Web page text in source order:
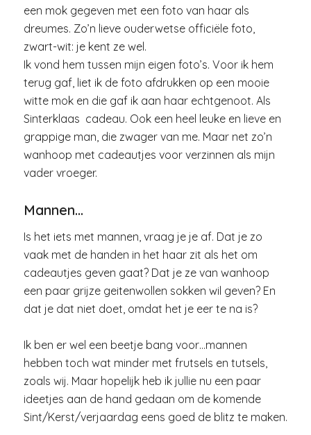
een mok gegeven met een foto van haar als
dreumes. Zo’n lieve ouderwetse officiële foto,
zwart-wit: je kent ze wel.
Ik vond hem tussen mijn eigen foto’s. Voor ik hem
terug gaf, liet ik de foto afdrukken op een mooie
witte mok en die gaf ik aan haar echtgenoot. Als
Sinterklaas cadeau. Ook een heel leuke en lieve en
grappige man, die zwager van me. Maar net zo’n
wanhoop met cadeautjes voor verzinnen als mijn
vader vroeger.
Mannen…
Is het iets met mannen, vraag je je af. Dat je zo
vaak met de handen in het haar zit als het om
cadeautjes geven gaat? Dat je ze van wanhoop
een paar grijze geitenwollen sokken wil geven? En
dat je dat niet doet, omdat het je eer te na is?
Ik ben er wel een beetje bang voor…mannen
hebben toch wat minder met frutsels en tutsels,
zoals wij. Maar hopelijk heb ik jullie nu een paar
ideetjes aan de hand gedaan om de komende
Sint/Kerst/verjaardag eens goed de blitz te maken.